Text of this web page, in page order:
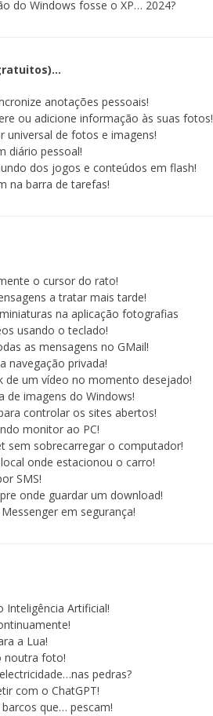
do Windows fosse o XP… 2024?
anotações pessoais!
ou adicione informação às suas fotos!
universal de fotos e imagens!
diário pessoal!
dos jogos e conteúdos em flash!
na barra de tarefas!
o cursor do rato!
a tratar mais tarde!
na aplicação fotografias
usando o teclado!
as mensagens no GMail!
navegação privada!
de um vídeo no momento desejado!
de imagens do Windows!
controlar os sites abertos!
monitor ao PC!
sem sobrecarregar o computador!
onde estacionou o carro!
SMS!
onde guardar um download!
em segurança!
Inteligência Artificial!
a Lua!
noutra foto!
pedras?
com o ChatGPT!
que… pescam!